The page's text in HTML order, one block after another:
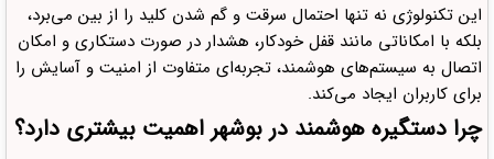
این تکنولوژی نه تنها احتمال سرقت و گم شدن کلید را از بین می‌برد،
بلکه با امکاناتی مانند قفل خودکار، هشدار در صورت دستکاری و امکان
اتصال به سیستم‌های هوشمند، تجربه‌ای متفاوت از امنیت و آسایش را
برای کاربران ایجاد می‌کند.
چرا دستگیره هوشمند در بوشهر اهمیت بیشتری دارد؟